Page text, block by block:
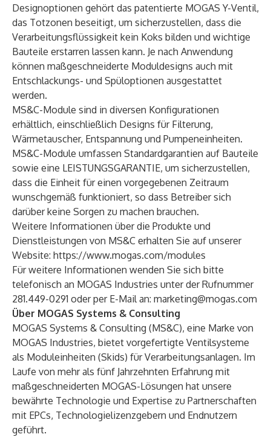
Designoptionen gehört das patentierte MOGAS Y-Ventil,
das Totzonen beseitigt, um sicherzustellen, dass die
Verarbeitungsflüssigkeit kein Koks bilden und wichtige
Bauteile erstarren lassen kann. Je nach Anwendung
können maßgeschneiderte Moduldesigns auch mit
Entschlackungs- und Spüloptionen ausgestattet
werden.
MS&C-Module sind in diversen Konfigurationen
erhältlich, einschließlich Designs für Filterung,
Wärmetauscher, Entspannung und Pumpeneinheiten.
MS&C-Module umfassen Standardgarantien auf Bauteile
sowie eine LEISTUNGSGARANTIE, um sicherzustellen,
dass die Einheit für einen vorgegebenen Zeitraum
wunschgemäß funktioniert, so dass Betreiber sich
darüber keine Sorgen zu machen brauchen.
Weitere Informationen über die Produkte und
Dienstleistungen von MS&C erhalten Sie auf unserer
Website: https://www.mogas.com/modules
Für weitere Informationen wenden Sie sich bitte
telefonisch an MOGAS Industries unter der Rufnummer
281.449-0291 oder per E-Mail an: marketing@mogas.com
Über MOGAS Systems & Consulting
MOGAS Systems & Consulting (MS&C), eine Marke von
MOGAS Industries, bietet vorgefertigte Ventilsysteme
als Moduleinheiten (Skids) für Verarbeitungsanlagen. Im
Laufe von mehr als fünf Jahrzehnten Erfahrung mit
maßgeschneiderten MOGAS-Lösungen hat unsere
bewährte Technologie und Expertise zu Partnerschaften
mit EPCs, Technologielizenzgebern und Endnutzern
geführt.